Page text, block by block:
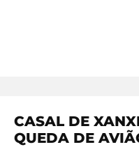
CASAL DE
QUEDA DE